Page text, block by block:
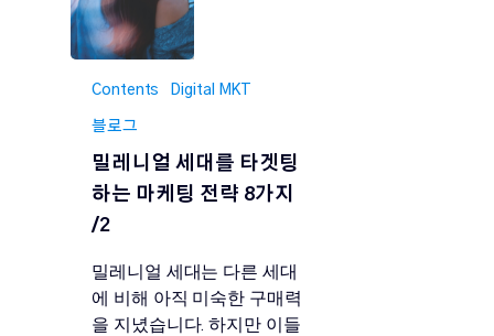
Contents Digital MKT
블로그
밀레니얼 세대를 타겟팅
하는 마케팅 전략 8가지
/2
밀레니얼 세대는 다른 세대
에 비해 아직 미숙한 구매력
을 지녔습니다. 하지만 이들